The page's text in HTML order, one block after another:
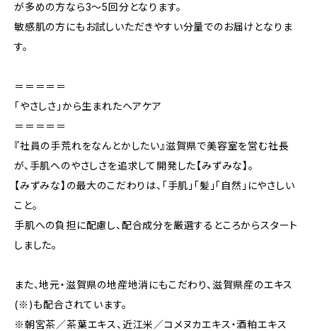
が多めの方なら3～5回分となります。
敏感肌の方にもお試しいただきやすい分量でのお届けとなりま
す。
＝＝＝＝＝
「やさしさ」から生まれたヘアケア
＝＝＝＝＝
『社員の手荒れをなんとかしたい』滋賀県で美容室を営む社長
が、手肌へのやさしさを追求して開発した【みずみな】。
【みずみな】の最大のこだわりは、「手肌」「髪」「自然」にやさしい
こと。
手肌への負担に配慮し、配合成分を厳選するところからスタート
しました。
また、地元・滋賀県の地産地消にもこだわり、滋賀県産のエキス
(※)も配合されています。
※朝宮茶／茶葉エキス、近江米／コメヌカエキス・酒粕エキス